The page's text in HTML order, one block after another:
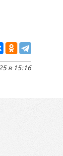
в 15:16